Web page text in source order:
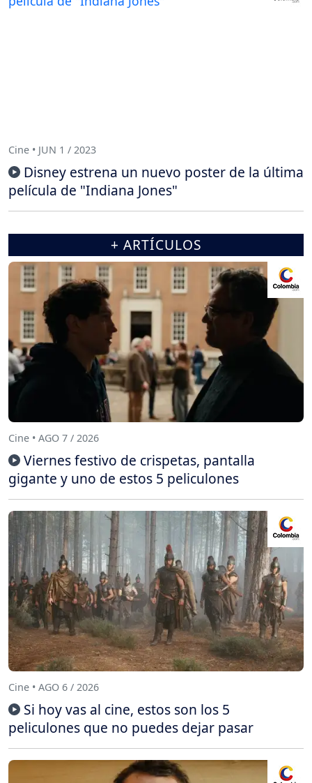
Cine • JUN 1 / 2023
Disney estrena un nuevo poster de la última
película de "Indiana Jones"
+ ARTÍCULOS
Cine • AGO 7 / 2026
Viernes festivo de crispetas, pantalla
gigante y uno de estos 5 peliculones
Cine • AGO 6 / 2026
Si hoy vas al cine, estos son los 5
peliculones que no puedes dejar pasar